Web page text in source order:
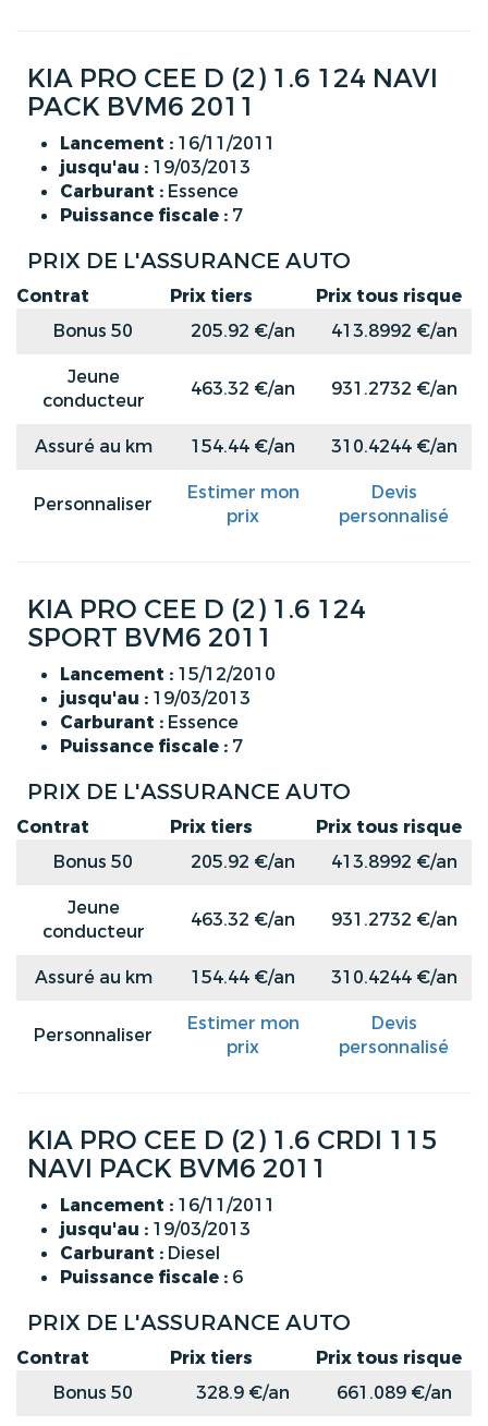
KIA PRO CEE D (2) 1.6 124 NAVI
PACK BVM6 2011
Lancement : 16/11/2011
jusqu'au : 19/03/2013
Carburant : Essence
Puissance fiscale : 7
PRIX DE L'ASSURANCE AUTO
Contrat Prix tiers
Prix tous risque
Bonus 50
205.92 €/an
413.8992 €/an
Jeune
conducteur
463.32 €/an 931.2732 €/an
Assuré au km 154.44 €/an 310.4244 €/an
Personnaliser
Estimer mon
prix
Devis
personnalisé
KIA PRO CEE D (2) 1.6 124
SPORT BVM6 2011
Lancement : 15/12/2010
jusqu'au : 19/03/2013
Carburant : Essence
Puissance fiscale : 7
PRIX DE L'ASSURANCE AUTO
Contrat Prix tiers
Prix tous risque
Bonus 50
205.92 €/an
413.8992 €/an
Jeune
conducteur
463.32 €/an 931.2732 €/an
Assuré au km 154.44 €/an 310.4244 €/an
Personnaliser
Estimer mon
prix
Devis
personnalisé
KIA PRO CEE D (2) 1.6 CRDI 115
NAVI PACK BVM6 2011
Lancement : 16/11/2011
jusqu'au : 19/03/2013
Carburant : Diesel
Puissance fiscale : 6
PRIX DE L'ASSURANCE AUTO
Contrat Prix tiers
Prix tous risque
Bonus 50
328.9 €/an
661.089 €/an